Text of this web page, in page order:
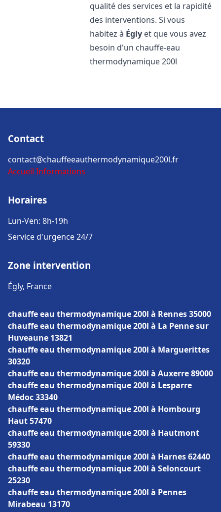
qualité des services et la rapidité
des interventions. Si vous
habitez à Égly et que vous avez
besoin d'un chauffe-eau
thermodynamique 200l
Contact
contact@chauffeeauthermodynamique200l.fr
Accueil Informations
Horaires
Lun-Ven: 8h-19h
Service d'urgence 24/7
Zone intervention
Égly, France
chauffe eau thermodynamique 200l à Rennes 35000
chauffe eau thermodynamique 200l à La Penne sur
Huveaune 13821
chauffe eau thermodynamique 200l à Marguerittes
30320
chauffe eau thermodynamique 200l à Auxerre 89000
chauffe eau thermodynamique 200l à Lesparre
Médoc 33340
chauffe eau thermodynamique 200l à Hombourg
Haut 57470
chauffe eau thermodynamique 200l à Hautmont
59330
chauffe eau thermodynamique 200l à Harnes 62440
chauffe eau thermodynamique 200l à Seloncourt
25230
chauffe eau thermodynamique 200l à Pennes
Mirabeau 13170